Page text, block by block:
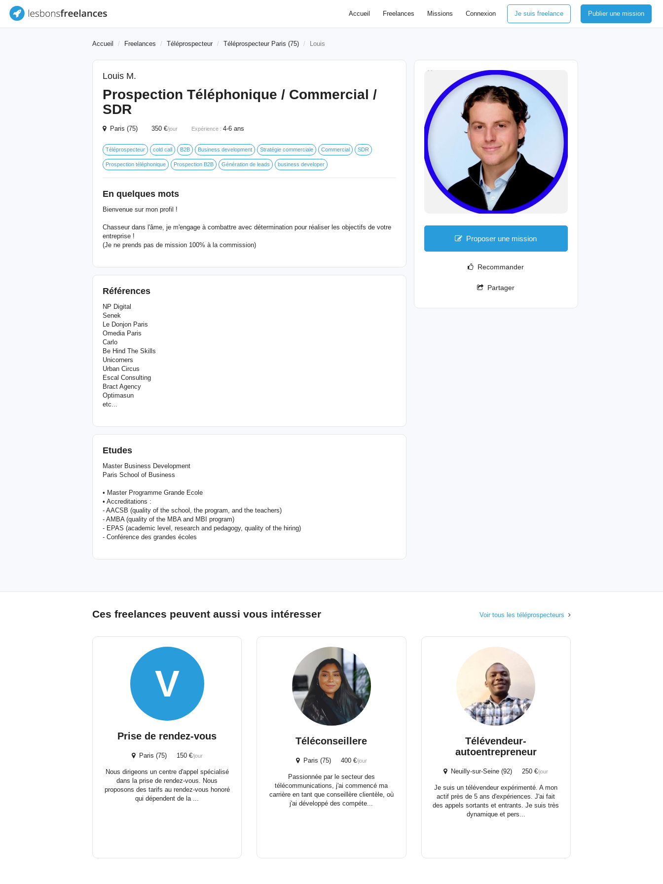
Accueil Freelances Missions Connexion Je suis freelance Publier une mission
Accueil Freelances Téléprospecteur Téléprospecteur Paris (75) Louis
Louis M.
Prospection Téléphonique / Commercial /
SDR
Paris (75) 350 €/jour Expérience : 4-6 ans
Téléprospecteur cold call B2B Business development Stratégie commerciale Commercial SDR
Prospection téléphonique Prospection B2B Génération de leads business developer
En quelques mots
Bienvenue sur mon profil !
Chasseur dans l'âme, je m'engage à combattre avec détermination pour réaliser les objectifs de votre
entreprise !
(Je ne prends pas de mission 100% à la commission)
Références
NP Digital
Senek
Le Donjon Paris
Omedia Paris
Carlo
Be Hind The Skills
Unicorners
Urban Circus
Escal Consulting
Bract Agency
Optimasun
etc...
Etudes
Master Business Development
Paris School of Business
• Master Programme Grande Ecole
• Accreditations :
- AACSB (quality of the school, the program, and the teachers)
- AMBA (quality of the MBA and MBI program)
- EPAS (academic level, research and pedagogy, quality of the hiring)
- Conférence des grandes écoles
Proposer une mission
Recommander
Partager
Ces freelances peuvent aussi vous intéresser Voir tous les téléprospecteurs
V
Prise de rendez-vous
Paris (75) 150 €/jour
Nous dirigeons un centre d'appel spécialisé
dans la prise de rendez-vous. Nous
proposons des tarifs au rendez-vous honoré
qui dépendent de la ...
Téléconseillere
Paris (75) 400 €/jour
Passionnée par le secteur des
télécommunications, j'ai commencé ma
carrière en tant que conseillère clientèle, où
j'ai développé des compéte...
Télévendeur-
autoentrepreneur
Neuilly-sur-Seine (92) 250 €/jour
Je suis un télévendeur expérimenté. A mon
actif près de 5 ans d'expériences. J'ai fait
des appels sortants et entrants. Je suis très
dynamique et pers...